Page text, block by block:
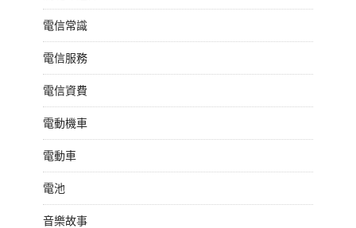
電信常識
電信服務
電信資費
電動機車
電動車
電池
音樂故事